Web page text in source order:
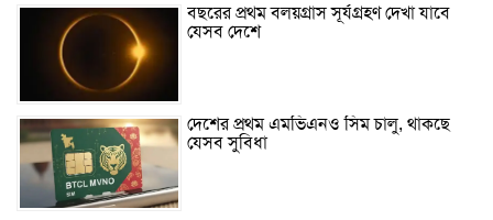
বছরের প্রথম বলয়গ্রাস সূর্যগ্রহণ দেখা যাবে
যেসব দেশে
দেশের প্রথম এমভিএনও সিম চালু, থাকছে
যেসব সুবিধা